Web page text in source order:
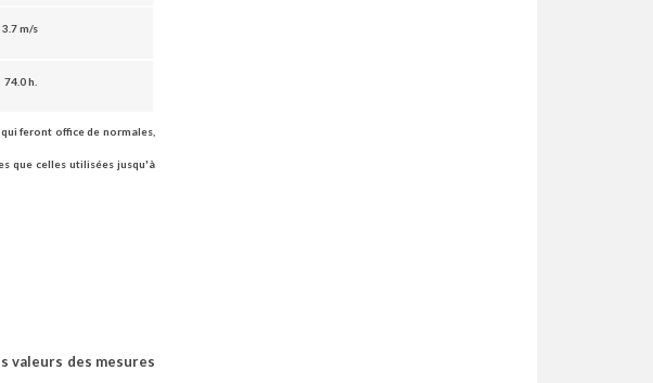
3.7 m/s
74.0 h.
feront office de normales,
que celles utilisées jusqu'à
valeurs des mesures